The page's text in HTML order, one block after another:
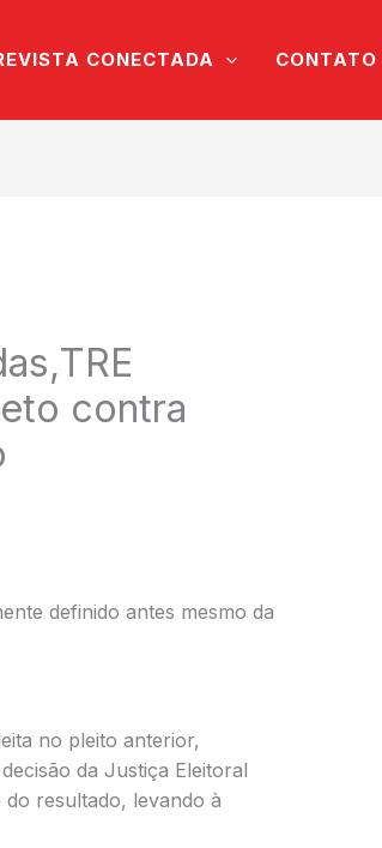
CONECTADA CONTATO
contra
definido antes mesmo da
no pleito anterior,
da Justiça Eleitoral
resultado, levando à